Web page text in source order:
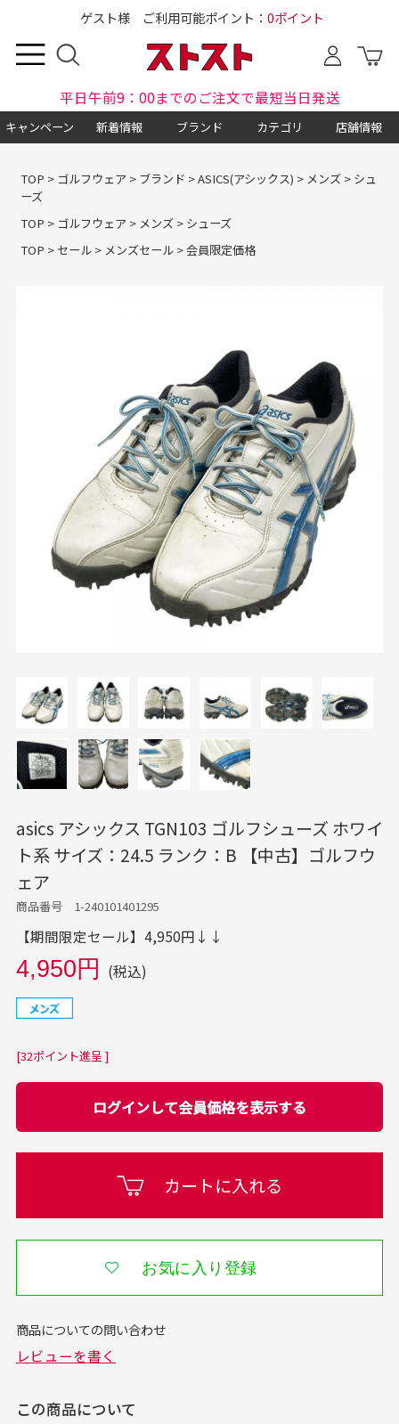
ゲスト様 ご利用可能ポイント： 0ポイント
平日午前9：00までのご注文で最短当日発送
キャンペーン 新着情報 ブランド カテゴリ 店舗情報
TOP > ゴルフウェア > ブランド >ASICS(アシックス) > メンズ> シュ
ーズ
TOP > ゴルフウェア > メンズ> シューズ
TOP > セール> メンズセール>会員限定価格
asics アシックス TGN103 ゴルフシューズ ホワイ
ト系 サイズ：24.5 ランク：B 【中古】ゴルフウ
ェア
商品番号 1-240101401295
【期間限定セール】4,950円↓↓
4,950円 (税込)
[32ポイント進呈 ]
ログインして会員価格を表示する
カートに入れる
お気に入り登録
この商品について